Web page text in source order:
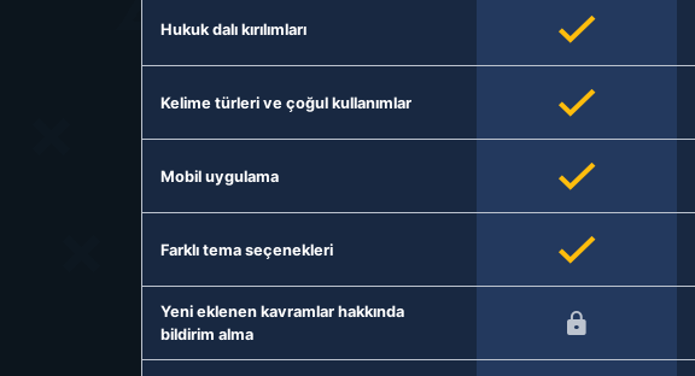
Hukuk dalı kırılımları
Kelime türleri ve çoğul kullanımlar
Mobil uygulama
Farklı tema seçenekleri
Yeni eklenen kavramlar hakkında
bildirim alma